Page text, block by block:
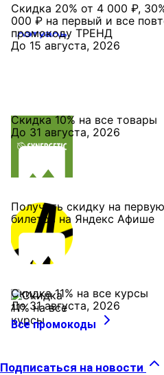
Скидка 20% от 4 000 ₽,
000 ₽ на первый и все
промокоду ТРЕНД
До 15 августа, 2026
Скидка 10% на все товары
До 31 августа, 2026
Получить скидку на
билетов на Яндекс Афише
Скидка 11% на все курсы
До 31 августа, 2026
Все промокоды
Подписаться на новости